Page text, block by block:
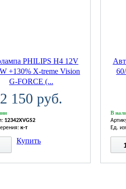
PHILIPS H4 12V
+130% X-treme Vision
G-FORCE (...
2 150 руб.
12342XVGS2
к-т
Купить
В
Ед.